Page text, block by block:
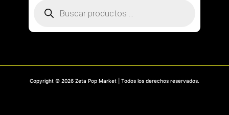
Copyright © 2026 Zeta Pop Market | Todos los derechos reservados.